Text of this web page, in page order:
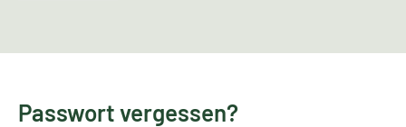
Passwort vergessen?